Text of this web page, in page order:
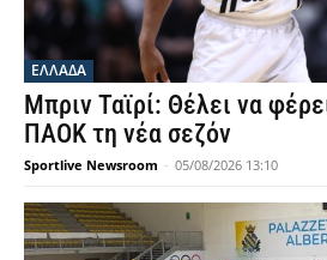
ΕΛΛΑΔΑ
Μπριν Ταϊρί: Θέλει να
ΠΑΟΚ τη νέα σεζόν
Sportlive Newsroom - 05/08/2026 13:10